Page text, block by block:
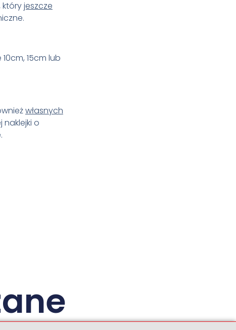
któryjeszcze
15cm lub
własnych
naklejki o